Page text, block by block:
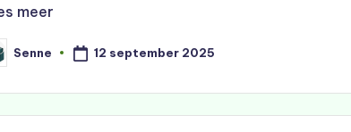
meer
Senne 12 september 2025